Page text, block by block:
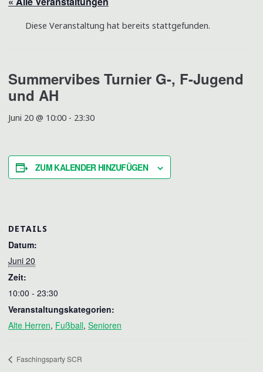
Diese Veranstaltung hat bereits stattgefunden.
Summervibes Turnier G-, F-Jugend
und AH
Juni 20 @ 10:00 - 23:30
ZUM KALENDER HINZUFÜGEN
DETAILS
Datum:
Juni 20
Zeit:
10:00 - 23:30
Veranstaltungskategorien:
Alte Herren, Fußball,Senioren
Faschingsparty SCR